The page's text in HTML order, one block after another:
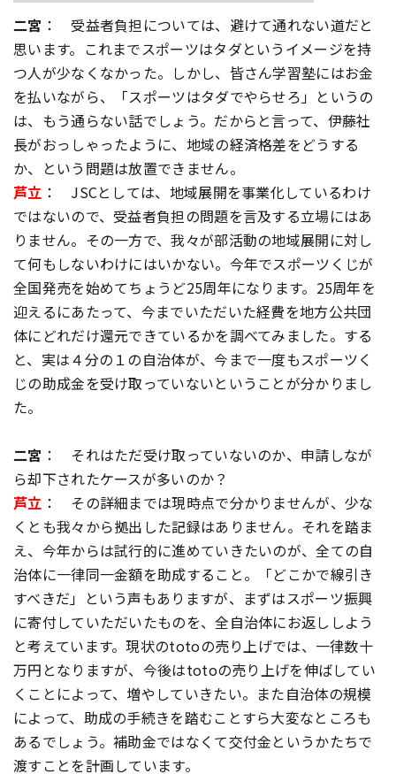
二宮 ： 受益者負担については、避けて通れない道だと
思います。これまでスポーツはタダというイメージを持
つ人が少なくなかった。しかし、皆さん学習塾にはお金
を払いながら、「スポーツはタダでやらせろ」というの
は、もう通らない話でしょう。だからと言って、伊藤社
長がおっしゃったように、地域の経済格差をどうする
か、という問題は放置できません。
芦立 ： JSCとしては、地域展開を事業化しているわけ
ではないので、受益者負担の問題を言及する立場にはあ
りません。その一方で、我々が部活動の地域展開に対し
て何もしないわけにはいかない。今年でスポーツくじが
全国発売を始めてちょうど25周年になります。25周年を
迎えるにあたって、今までいただいた経費を地方公共団
体にどれだけ還元できているかを調べてみました。する
と、実は４分の１の自治体が、今まで一度もスポーツく
じの助成金を受け取っていないということが分かりまし
た。
二宮 ： それはただ受け取っていないのか、申請しなが
ら却下されたケースが多いのか？
芦立 ： その詳細までは現時点で分かりませんが、少な
くとも我々から拠出した記録はありません。それを踏ま
え、今年からは試行的に進めていきたいのが、全ての自
治体に一律同一金額を助成すること。「どこかで線引き
すべきだ」という声もありますが、まずはスポーツ振興
に寄付していただいたものを、全自治体にお返ししよう
と考えています。現状のtotoの売り上げでは、一律数十
万円となりますが、今後はtotoの売り上げを伸ばしてい
くことによって、増やしていきたい。また自治体の規模
によって、助成の手続きを踏むことすら大変なところも
あるでしょう。補助金ではなくて交付金というかたちで
渡すことを計画しています。